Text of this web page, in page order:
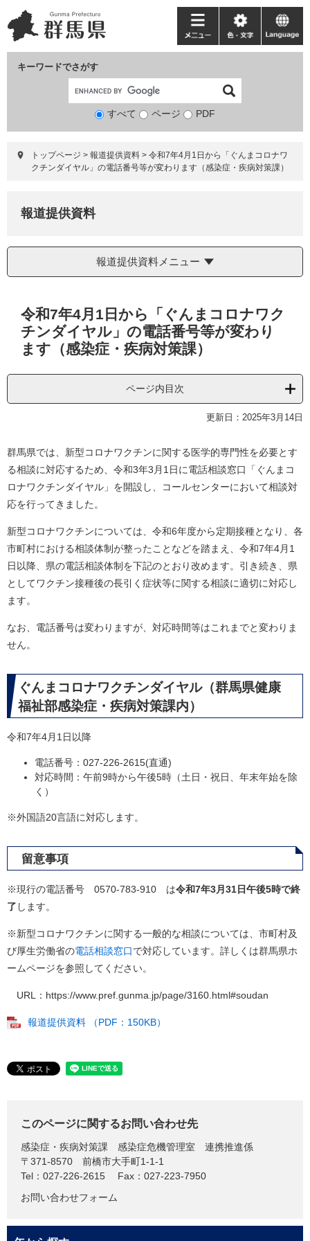
ー
ジ
ニ
ュ
て
キーワードでさがす
検
象
すべて ページ PDF
メ
ニ
ー
色・
文
language
トップページ > 報道提供資料 > 令和7年4月1日から「ぐんまコロナワ
クチンダイヤル」の電話番号等が変わります（感染症・疾病対策課）
報道提供資料
報道提供資料メニュー
令和7年4月1日から「ぐんまコロナワク
チンダイヤル」の電話番号等が変わり
ます（感染症・疾病対策課）
ページ内目次
更新日：2025年3月14日
群馬県では、新型コロナワクチンに関する医学的専門性を必要とす
る相談に対応するため、令和3年3月1日に電話相談窓口「ぐんまコ
ロナワクチンダイヤル」を開設し、コールセンターにおいて相談対
応を行ってきました。
新型コロナワクチンについては、令和6年度から定期接種となり、各
市町村における相談体制が整ったことなどを踏まえ、令和7年4月1
日以降、県の電話相談体制を下記のとおり改めます。引き続き、県
としてワクチン接種後の長引く症状等に関する相談に適切に対応し
ます。
なお、電話番号は変わりますが、対応時間等はこれまでと変わりま
せん。
ぐんまコロナワクチンダイヤル（群馬県健康
福祉部感染症・疾病対策課内）
令和7年4月1日以降
電話番号：027-226-2615(直通)
対応時間：午前9時から午後5時（土日・祝日、年末年始を除
く）
※外国語20言語に対応します。
留意事項
※現行の電話番号 0570-783-910 は令和7年3月31日午後5時で終
了 します。
※新型コロナワクチンに関する一般的な相談については、市町村及
び厚生労働省の電話相談窓口で対応しています。詳しくは群馬県ホ
ームページを参照してください。
URL：https://www.pref.gunma.jp/page/3160.html#soudan
報道提供資料 （PDF：150KB）
このページに関するお問い合わせ先
感染症・疾病対策課
感染症危機管理室 連携推進係
〒371-8570
前橋市大手町1-1-1
Tel：027-226-2615
Fax：027-223-7950
お問い合わせフォーム